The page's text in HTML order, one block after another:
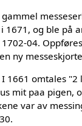
gammel
1671, og ble på
04.
ny
1661 omtales
mit paa pigen,
var av